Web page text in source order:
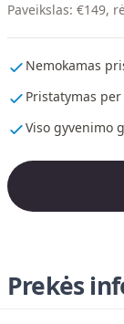
Paveikslas: €149,
Nemokamas
Pristatymas
Viso gyvenimo
Prekės